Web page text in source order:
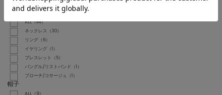
その他小物（2）
アクセサリー
ALL（44）
ネックレス（30）
リング（6）
イヤリング（1）
ブレスレット（5）
バングル/リストバンド（1）
ブローチ/コサージュ（1）
帽子
ALL（9）